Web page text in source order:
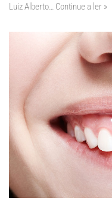
Luiz Alberto… Continue a ler »